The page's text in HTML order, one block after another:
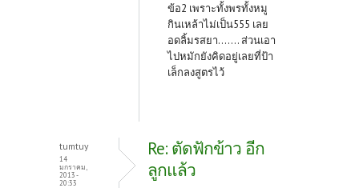
ข้อ2 เพราะทั้งพรทั้งหมู
กินเหล้าไม่เป็น555 เลย
อดลิ้มรสยา....... ส่วนเอา
ไปหมักยังคิดอยู่เลยที่ป้า
เล็กลงสูตรไว้
tumtuy
14
มกราคม,
2013 -
20:33
Re: ตัดฟักข้าว อีก
ลูกแล้ว